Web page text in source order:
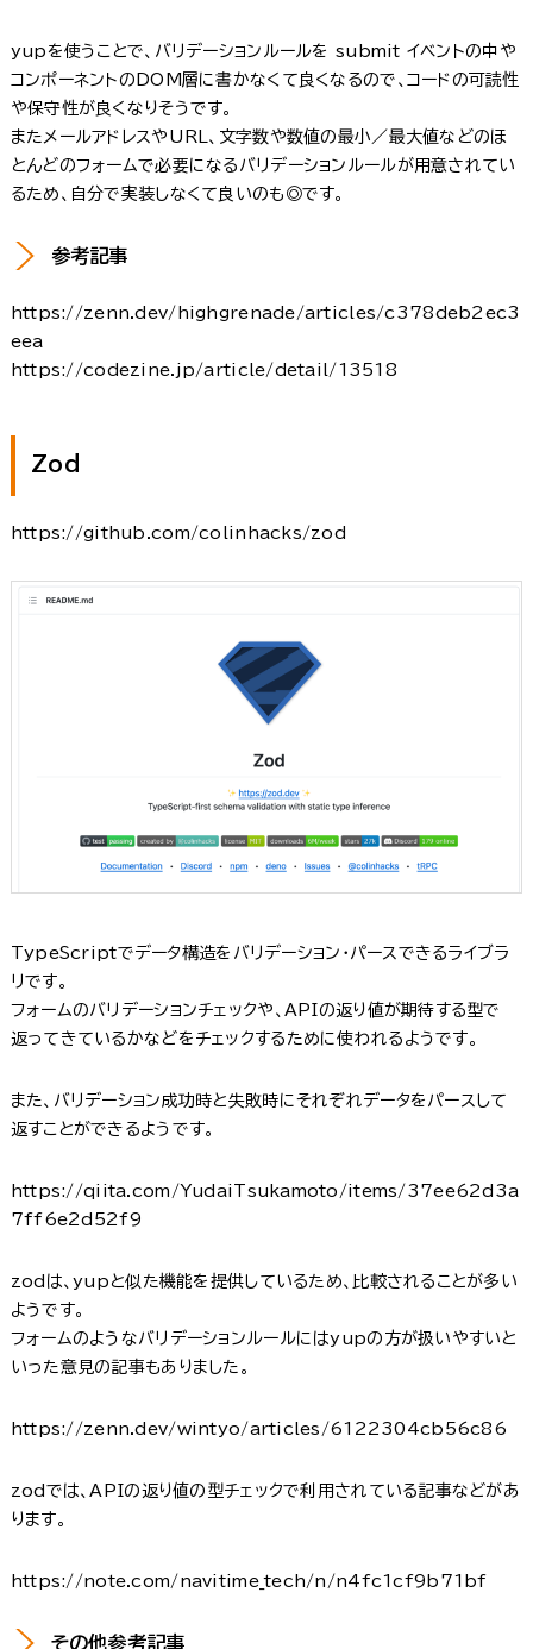
yupを使うことで、バリデーションルールを submit イベントの中や
コンポーネントのDOM層に書かなくて良くなるので、コードの可読性
や保守性が良くなりそうです。
またメールアドレスやURL、文字数や数値の最小／最大値などのほ
とんどのフォームで必要になるバリデーションルールが用意されてい
るため、自分で実装しなくて良いのも◎です。
参考記事
https://zenn.dev/highgrenade/articles/c378deb2ec3
eea
https://codezine.jp/article/detail/13518
Zod
https://github.com/colinhacks/zod
TypeScriptでデータ構造をバリデーション・パースできるライブラ
リです。
フォームのバリデーションチェックや、APIの返り値が期待する型で
返ってきているかなどをチェックするために使われるようです。
また、バリデーション成功時と失敗時にそれぞれデータをパースして
返すことができるようです。
https://qiita.com/YudaiTsukamoto/items/37ee62d3a
7ff6e2d52f9
zodは、yupと似た機能を提供しているため、比較されることが多い
ようです。
フォームのようなバリデーションルールにはyupの方が扱いやすいと
いった意見の記事もありました。
https://zenn.dev/wintyo/articles/6122304cb56c86
zodでは、APIの返り値の型チェックで利用されている記事などがあ
ります。
https://note.com/navitime_tech/n/n4fc1cf9b71bf
その他参考記事